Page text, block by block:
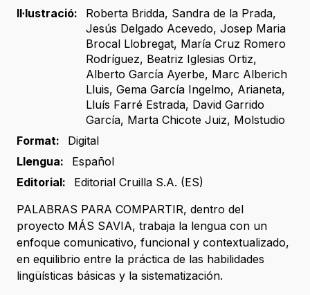
Il·lustració:
Roberta Bridda, Sandra de la Prada,
Jesús Delgado Acevedo, Josep Maria
Brocal Llobregat, María Cruz Romero
Rodríguez, Beatriz Iglesias Ortiz,
Alberto García Ayerbe, Marc Alberich
Lluis, Gema García Ingelmo, Arianeta,
Lluís Farré Estrada, David Garrido
García, Marta Chicote Juiz, Molstudio
Format:
Digital
Llengua:
Español
Editorial:
Editorial Cruilla S.A. (ES)
PALABRAS PARA COMPARTIR, dentro del
proyecto MÁS SAVIA, trabaja la lengua con un
enfoque comunicativo, funcional y contextualizado,
en equilibrio entre la práctica de las habilidades
lingüísticas básicas y la sistematización.